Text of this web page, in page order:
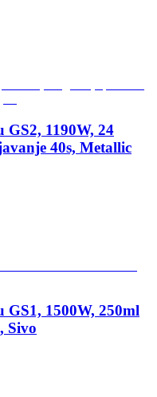
1190W, 24
40s, Metallic
1500W, 250ml
Sivo